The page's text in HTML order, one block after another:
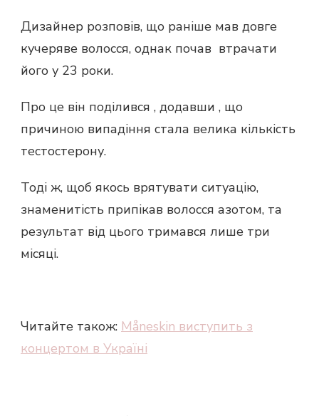
Дизайнер розповів, що раніше мав довге
кучеряве волосся, однак почав втрачати
його у 23 роки.
Про це він поділився , додавши , що
причиною випадіння стала велика кількість
тестостерону.
Тоді ж, щоб якось врятувати ситуацію,
знаменитість припікав волосся азотом, та
результат від цього тримався лише три
місяці.
Читайте також: Måneskin виступить з
концертом в Україні